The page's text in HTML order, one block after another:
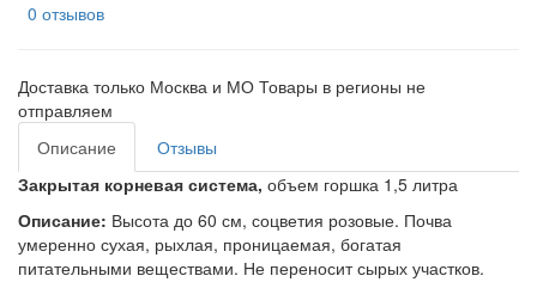
0 отзывов
Доставка только Москва и МО Товары в регионы не
отправляем
Описание
Отзывы
Закрытая корневая система, объем горшка 1,5 литра
Описание: Высота до 60 см, соцветия розовые. Почва
умеренно сухая, рыхлая, проницаемая, богатая
питательными веществами. Не переносит сырых участков.